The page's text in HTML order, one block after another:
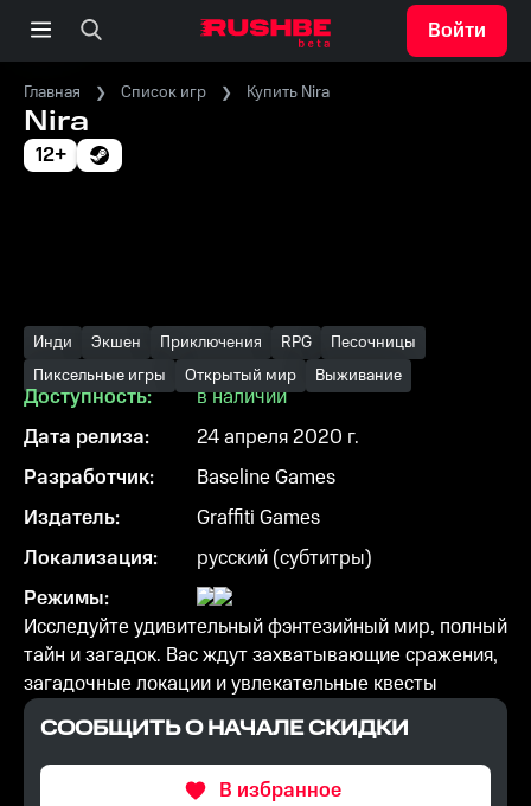
Войти
Главная Список игр Купить Nira
Nira
12+
Инди Экшен Приключения RPG
Песочницы
Пиксельные игры
Открытый мир Выживание
Доступность:
в наличии
Дата релиза:
24 апреля 2020 г.
Разработчик:
Baseline Games
Издатель:
Graffiti Games
Локализация:
русский (субтитры)
Режимы:
Исследуйте удивительный фэнтезийный мир, полный
тайн и загадок. Вас ждут захватывающие сражения,
загадочные локации и увлекательные квесты
СООБЩИТЬ О НАЧАЛЕ СКИДКИ
В избранное